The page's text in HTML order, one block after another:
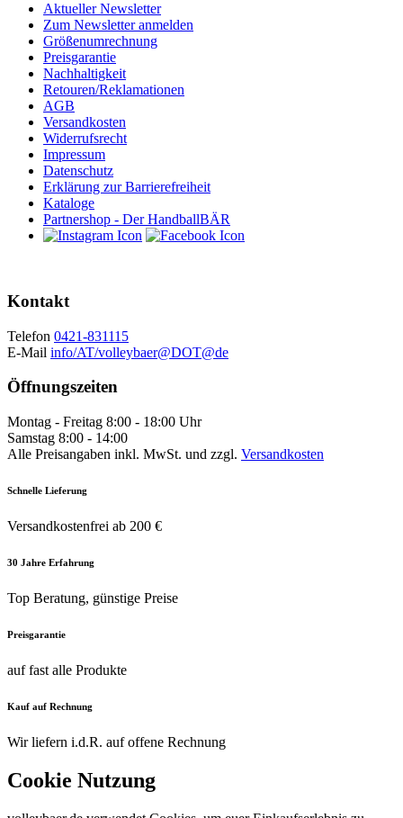
Aktueller Newsletter
Zum Newsletter anmelden
Größenumrechnung
Preisgarantie
Nachhaltigkeit
Retouren/Reklamationen
AGB
Versandkosten
Widerrufsrecht
Impressum
Datenschutz
Erklärung zur Barrierefreiheit
Kataloge
Partnershop - Der HandballBÄR
Kontakt
Telefon 0421-831115
E-Mail info/AT/volleybaer@DOT@de
Öffnungszeiten
Montag - Freitag 8:00 - 18:00 Uhr
Samstag 8:00 - 14:00
Alle Preisangaben inkl. MwSt. und zzgl. Versandkosten
Schnelle Lieferung
Versandkostenfrei ab 200 €
30 Jahre Erfahrung
Top Beratung, günstige Preise
Preisgarantie
auf fast alle Produkte
Kauf auf Rechnung
Wir liefern i.d.R. auf offene Rechnung
Cookie Nutzung